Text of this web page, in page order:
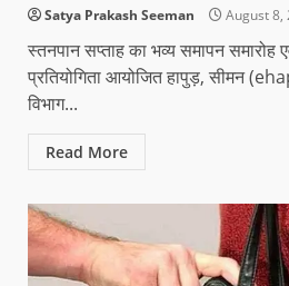
Satya Prakash Seeman August 8,
स्तनपान सप्ताह का भव्य समापन समारोह
प्रतियोगिता आयोजित हापुड़, सीमन
विभाग...
Read More